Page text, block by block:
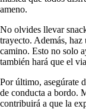
ameno.
No olvides llevar
trayecto. Además, haz
camino. Esto no solo
también hará que el
Por último, asegúrate
de conducta a bordo.
contribuirá a que la